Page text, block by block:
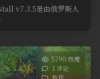
v7.3.5是由俄罗斯人
5790 热度
1 评论
软件